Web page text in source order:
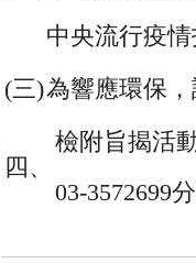
中央流行疫
(三)為響應環保，
四、
檢附旨揭活
03-3572699